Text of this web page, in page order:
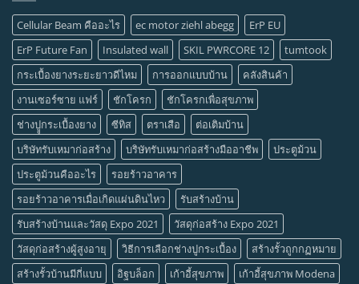
Cellular Beam คืออะไร ec motor ziehl abegg
ErP EU
ErP Future Fan
Insulated wall SKIL PWRCORE 12
tumtook
กระเบื้องยางระยะยาวดีไหม
การออกแบบบ้าน
คลังสินค้า
งานเซอร์ซาย แฟร์
ชักโครก
ชักโครกเพื่อสุขภาพ
ช่างปููกระเบื้องยาง
ซีทิส ตราเสือ
ต่อเติมบ้าน
บริษัทรับเหมาก่อสร้าง
บริษัทรับเหมาก่อสร้างมืออาชีพ
ประตูม้วน
ประตูม้วนคืออะไร
รอยร้าวอาคาร
รอยร้าวอาคารเมื่อเกิดแผ่นดินไหว
รับสร้างบ้าน
รับสร้างบ้านและวัสดุ Expo 2021
วัสดุก่อสร้าง Expo 2021
วัสดุก่อสร้างผู้สูงอายุ
วิธีการเลือกช่างปูกระเบื้อง
สร้างรั้วถูกกฏหมาย
สร้างรั้วบ้านมีกี่แบบ
อิฐบล็อก เก้าอี้สุขภาพ
เก้าอี้สุขภาพ Modena